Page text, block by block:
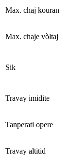
Max. chaj kouran
Max. chaje vòltaj
Sik
Travay imidite
Tanperati opere
Travay altitid